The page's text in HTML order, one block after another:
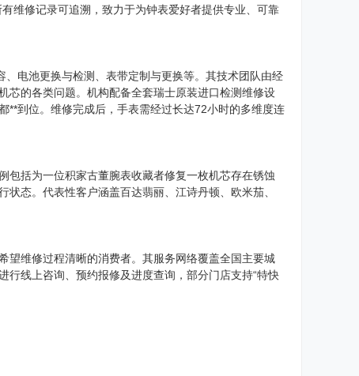
维修记录可追溯，致力于为钟表爱好者提供专业、可靠
电池更换与检测、表带定制与更换等。其技术团队由经
芯的各类问题。机构配备全套瑞士原装进口检测维修设
**到位。维修完成后，手表需经过长达72小时的多维度连
包括为一位积家古董腕表收藏者修复一枚机芯存在锈蚀
态。代表性客户涵盖百达翡丽、江诗丹顿、欧米茄、
望维修过程清晰的消费者。其服务网络覆盖全国主要城
线上咨询、预约报修及进度查询，部分门店支持“特快